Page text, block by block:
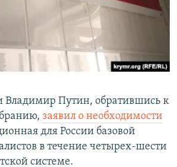
Владимир Путин, обратившись к
заявил о необходимости
для России базовой
в течение четырех-шести
системе.